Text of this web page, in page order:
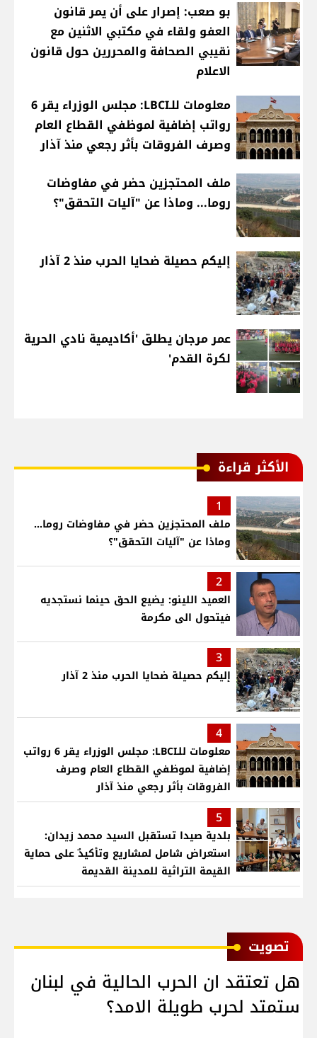
بو صعب: إصرار على أن يمر قانون
العفو ولقاء في مكتبي الاثنين مع
نقيبي الصحافة والمحررين حول قانون
الاعلام
معلومات للـLBCI: مجلس الوزراء يقر 6
رواتب إضافية لموظفي القطاع العام
وصرف الفروقات بأثر رجعي منذ آذار
ملف المحتجزين حضر في مفاوضات
روما... وماذا عن "آليات التحقق"؟
إليكم حصيلة ضحايا الحرب منذ 2 آذار
عمر مرجان يطلق 'أكاديمية نادي الحرية
لكرة القدم'
الأكثر قراءة
1
ملف المحتجزين حضر في مفاوضات روما...
وماذا عن "آليات التحقق"؟
2
العميد اللينو: يضيع الحق حينما نستجديه
فيتحول الى مكرمة
3
إليكم حصيلة ضحايا الحرب منذ 2 آذار
4
معلومات للـLBCI: مجلس الوزراء يقر 6 رواتب
إضافية لموظفي القطاع العام وصرف
الفروقات بأثر رجعي منذ آذار
5
بلدية صيدا تستقبل السيد محمد زيدان:
استعراض شامل لمشاريع وتأكيدٌ على حماية
القيمة التراثية للمدينة القديمة
ﺗﺼﻮﻳﺖ
هل تعتقد ان الحرب الحالية في لبنان
ستمتد لحرب طويلة الامد؟